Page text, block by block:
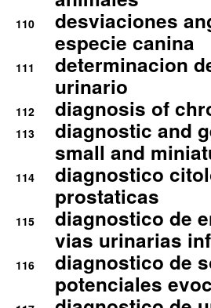
110
desviaciones
especie canina
111
determinacion
urinario
112 diagnosis of
113
diagnostic and
small and
114
diagnostico
prostaticas
115
diagnostico de
vias urinarias
116
diagnostico de
potenciales